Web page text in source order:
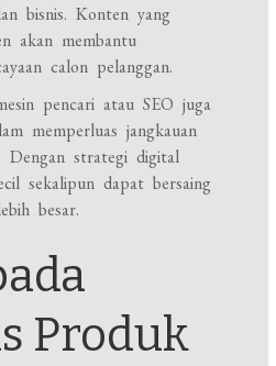
bisnis. Konten yang
akan membantu
calon pelanggan.
pencari atau SEO juga
memperluas jangkauan
Dengan strategi digital
sekalipun dapat bersaing
besar.
Produk